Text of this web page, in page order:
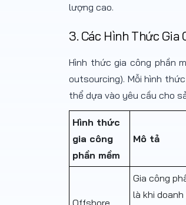
lượng cao.
3. Các Hình Thức Gia
Hình thức gia công phần
outsourcing). Mỗi hình
thể dựa vào yêu cầu cho
Hình thức
gia công
phần mềm
Mô tả
Offshore
Gia công
là khi